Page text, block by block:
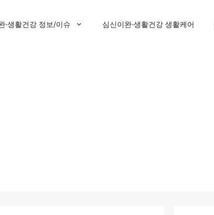
·생활건강 정보/이슈 심신이완·생활건강 생활케어